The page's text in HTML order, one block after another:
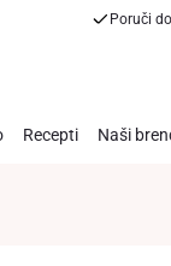
Poruči
Recepti Naši